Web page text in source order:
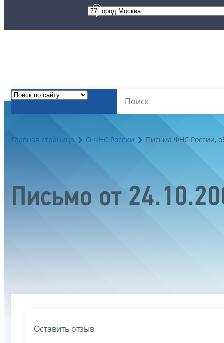
Главная страница О ФНС России Письма ФНС России,
Письмо от
Оставить отзыв